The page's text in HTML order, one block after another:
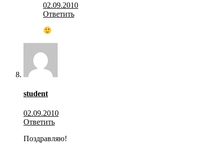
02.09.2010
Ответить
student
02.09.2010
Ответить
Поздравляю!